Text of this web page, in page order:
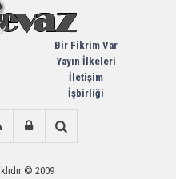
Bir Fikrim Var
Yayın İlkeleri
İletişim
İşbirliği
© 2009